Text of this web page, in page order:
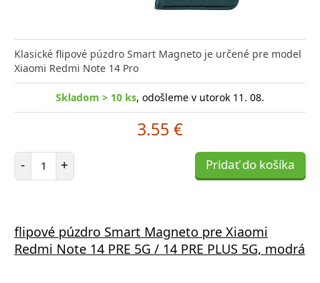
Klasické flipové púzdro Smart Magneto je určené pre model
Xiaomi Redmi Note 14 Pro
Skladom > 10 ks, odošleme v utorok 11. 08.
3.55 €
- Počet položiek
+ Pridať do košíka
flipové púzdro Smart Magneto pre Xiaomi
Redmi Note 14 PRE 5G / 14 PRE PLUS 5G, modrá